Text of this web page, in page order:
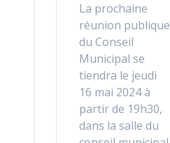
La prochaine
réunion publique
du Conseil
Municipal se
tiendra le jeudi
16 mai 2024 à
partir de 19h30,
dans la salle du